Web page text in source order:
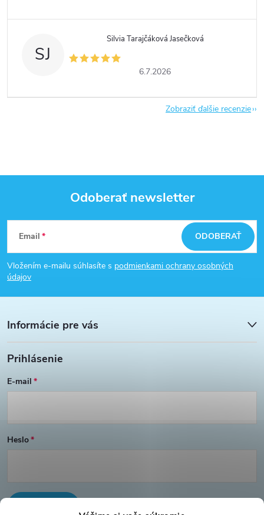
SJ
Silvia Tarajčáková Jasečková
6.7.2026
Zobraziť ďalšie recenzie
Z
á
p
ä
t
e
Odoberať newsletter
Email
Vložením e-mailu súhlasíte s podmienkami ochrany osobných
údajov
ODOBERAŤ
Informácie pre vás
Prihlásenie
E-mail
Heslo